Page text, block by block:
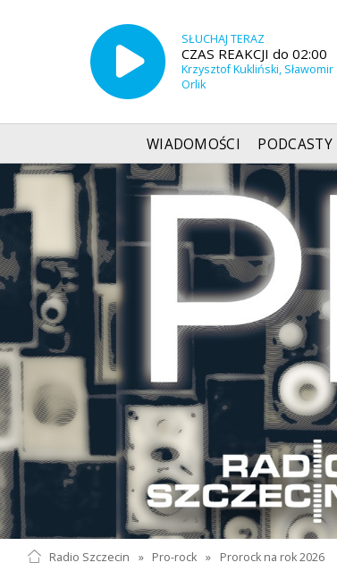
SŁUCHAJ TERAZ
CZAS REAKCJI do 02:00
Krzysztof Kukliński, Sławomir
Orlik
WIADOMOŚCI PODCASTY
Radio Szczecin » Pro-rock » Prorock na rok 2026